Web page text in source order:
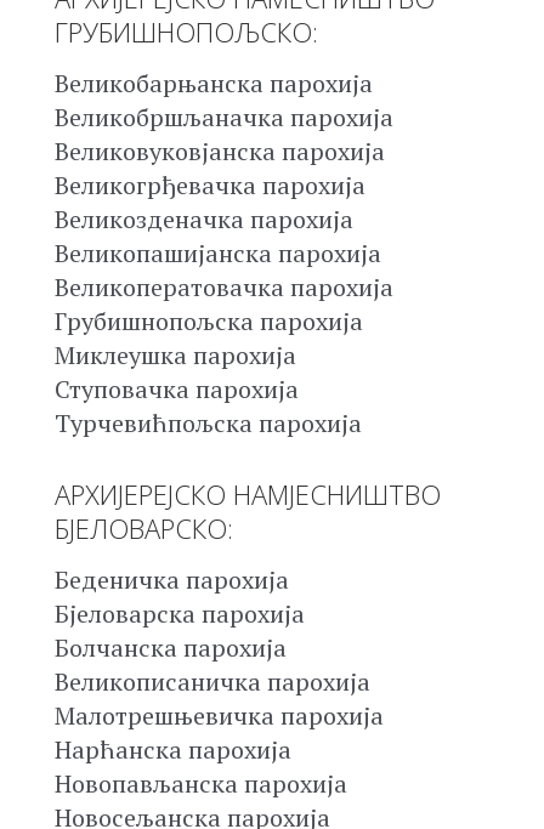
ГРУБИШНОПОЉСКО:
Великобарњанска парохија
Великобршљаначка парохија
Великовуковјанска парохија
Великогрђевачка парохија
Великозденачка парохија
Великопашијанска парохија
Великоператовачка парохија
Грубишнопољска парохија
Миклеушка парохија
Ступовачка парохија
Турчевићпољска парохија
АРХИЈЕРЕЈСКО НАМЈЕСНИШТВО
БЈЕЛОВАРСКО:
Беденичка парохија
Бјеловарска парохија
Болчанска парохија
Великописаничка парохија
Малотрешњевичка парохија
Нарћанска парохија
Новопављанска парохија
Новосељанска парохија